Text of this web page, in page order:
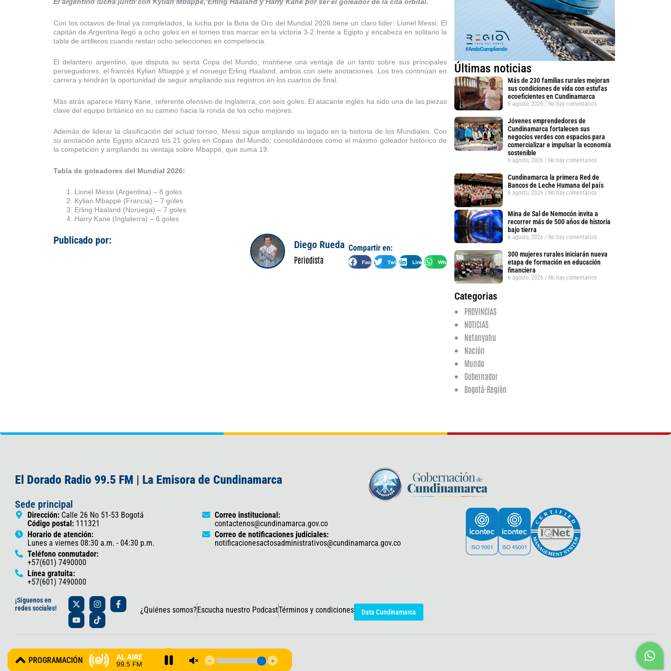
El argentino lucha junto con Kylian Mbappé, Erling Haaland y Harry Kane por ser el goleador de la cita orbital.
Con los octavos de final ya completados, la lucha por la Bota de Oro del Mundial 2026 tiene un claro líder: Lionel Messi. El
capitán de Argentina llegó a ocho goles en el torneo tras marcar en la victoria 3-2 frente a Egipto y encabeza en solitario la
tabla de artilleros cuando restan ocho selecciones en competencia.
El delantero argentino, que disputa su sexta Copa del Mundo, mantiene una ventaja de un tanto sobre sus principales
perseguidores, el francés Kylian Mbappé y el noruego Erling Haaland, ambos con siete anotaciones. Los tres continúan en
carrera y tendrán la oportunidad de seguir ampliando sus registros en los cuartos de final.
Más atrás aparece Harry Kane, referente ofensivo de Inglaterra, con seis goles. El atacante inglés ha sido una de las piezas
clave del equipo británico en su camino hacia la ronda de los ocho mejores.
Además de liderar la clasificación del actual torneo, Messi sigue ampliando su legado en la historia de los Mundiales. Con
su anotación ante Egipto alcanzó los 21 goles en Copas del Mundo, consolidándose como el máximo goleador histórico de
la competición y ampliando su ventaja sobre Mbappé, que suma 19.
Tabla de goleadores del Mundial 2026:
Lionel Messi (Argentina) – 8 goles
Kylian Mbappé (Francia) – 7 goles
Erling Haaland (Noruega) – 7 goles
Harry Kane (Inglaterra) – 6 goles
Publicado por: Diego Rueda
Periodista
Compartir en:
Facebook Twitter LinkedIn WhatsApp
Últimas noticias
Más de 230 familias rurales mejoran
sus condiciones de vida con estufas
ecoeficientes en Cundinamarca
6 agosto, 2026 No hay comentarios
Jóvenes emprendedores de
Cundinamarca fortalecen sus
negocios verdes con espacios para
comercializar e impulsar la economía
sostenible
6 agosto, 2026 No hay comentarios
Cundinamarca la primera Red de
Bancos de Leche Humana del país
6 agosto, 2026 No hay comentarios
Mina de Sal de Nemocón invita a
recorrer más de 500 años de historia
bajo tierra
6 agosto, 2026 No hay comentarios
300 mujeres rurales iniciarán nueva
etapa de formación en educación
financiera
6 agosto, 2026 No hay comentarios
Categorias
PROVINCIAS
NOTICIAS
Netanyahu
Nación
Mundo
Gobernador
Bogotá-Región
El Dorado Radio 99.5 FM | La Emisora de Cundinamarca
Sede principal
Dirección: Calle 26 No 51-53 Bogotá
Código postal: 111321
Horario de atención:
Lunes a viernes 08:30 a.m. - 04:30 p.m.
Teléfono conmutador:
+57(601) 7490000
Línea gratuita:
+57(601) 7490000
Correo institucional:
contactenos@cundinamarca.gov.co
Correo de notificaciones judiciales:
notificacionesactosadministrativos@cundinamarca.gov.co
AL AIRE
99.5 FM
¡Síguenos en
redes sociales!
X
-
t
w
i
t
e
r
I
n
s
t
a
r
a
m
F
a
c
o
k
-
Y
o
u
t
u
e
T
i
k
t
o
¿Quiénes somos?Escucha nuestro PodcastTérminos y condiciones Data Cundinamarca
© 2025 Gobernación de Cundinamarca – Oficina de Prensa y Comunicaciones
PROGRAMACIÓN